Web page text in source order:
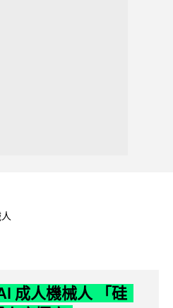
成人機械人 「硅